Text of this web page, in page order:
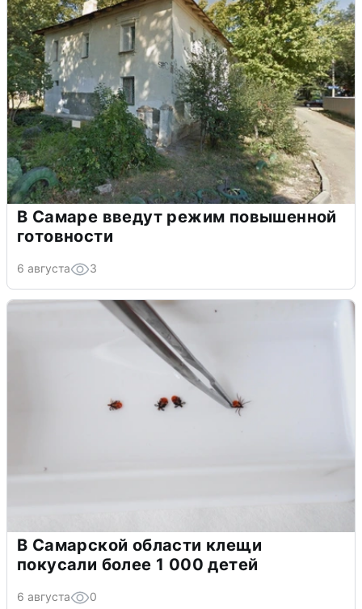
В Самаре введут режим повышенной
готовности
6 августа 3
В Самарской области клещи
покусали более 1 000 детей
6 августа 0